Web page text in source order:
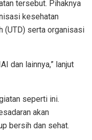
tersebut. Pihaknya
kesehatan
(UTD) serta organisasi
dan lainnya,” lanjut
seperti ini.
akan
bersih dan sehat.